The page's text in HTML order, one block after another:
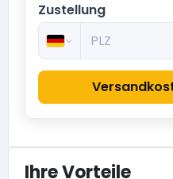
Ihre Vorteile